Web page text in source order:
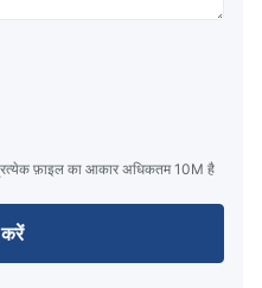
फ़ाइल का आकार अधिकतम 10M है